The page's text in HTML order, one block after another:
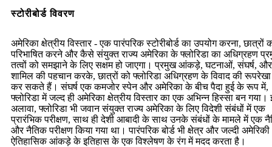
स्टोरीबोर्ड विवरण
अमेरिका क्षेत्रीय विस्तार - एक पारंपरिक स्टोरीबोर्ड का उपयोग करना, छात्रों
परिभाषित करने और कैसे संयुक्त राज्य अमेरिका के फ्लोरिडा का अधिग्रहण
तत्वों को समझाने के लिए सक्षम हो जाएगा। प्रमुख आंकड़े, घटनाओं, संघर्ष, और
शामिल की पहचान करके, छात्रों को फ्लोरिडा अधिग्रहण के विवाद की रूपरेखा
कर सकते हैं। संघर्ष एक कमजोर स्पेन और अमेरिका के बीच पैदा हुई के रूप में,
फ्लोरिडा में जल्द ही अमेरिका क्षेत्रीय विस्तार का एक अभिन्न हिस्सा बन
अलावा, फ्लोरिडा भी जवान संयुक्त राज्य अमेरिका के लिए विदेशी संबंधों में एक
प्रारंभिक परीक्षण, साथ ही देशी आबादी के साथ उनके संबंधों के मामले में एक
और नैतिक परीक्षण किया गया था। पारंपरिक बोर्ड भी क्षेत्र और जल्दी अमेरिकी
ऐतिहासिक आंकड़े के इतिहास के एक विश्लेषण के रंग में मदद करता है।